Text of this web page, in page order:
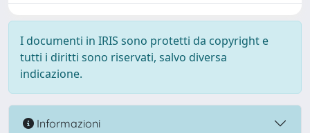
I documenti in IRIS sono protetti da copyright e
tutti i diritti sono riservati, salvo diversa
indicazione.
Informazioni